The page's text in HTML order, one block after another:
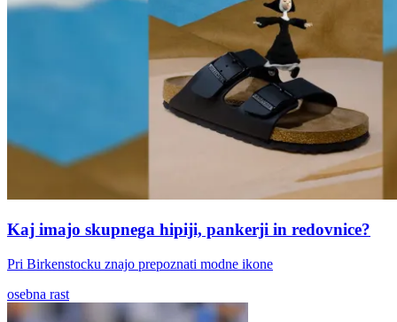
Kaj imajo skupnega hipiji, pankerji in redovnice?
Pri Birkenstocku znajo prepoznati modne ikone
osebna rast